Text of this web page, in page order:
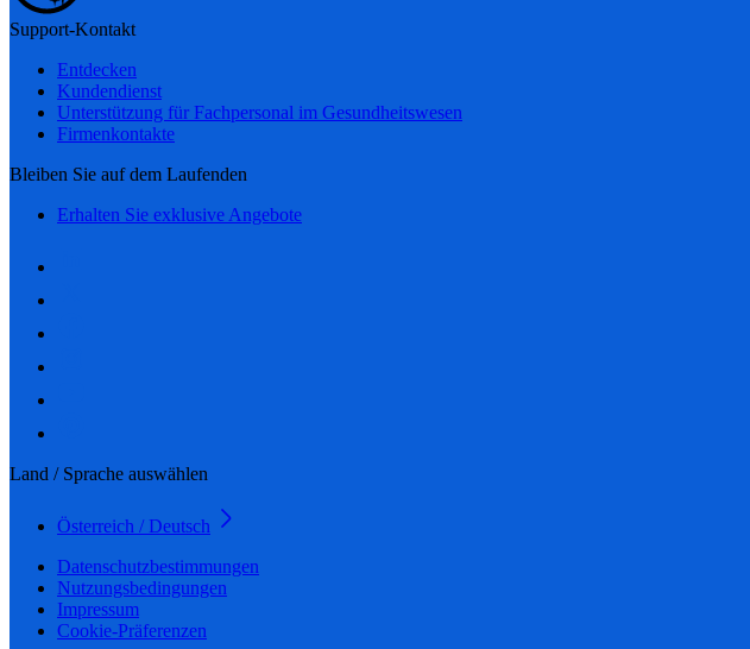
Support-Kontakt
Entdecken
Kundendienst
Unterstützung für Fachpersonal im Gesundheitswesen
Firmenkontakte
Bleiben Sie auf dem Laufenden
Erhalten Sie exklusive Angebote
Land / Sprache auswählen
Österreich / Deutsch
Datenschutzbestimmungen
Nutzungsbedingungen
Impressum
Cookie-Präferenzen